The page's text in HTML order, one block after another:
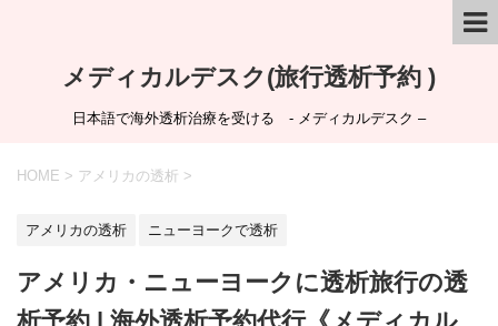
メディカルデスク(旅行透析予約 )
日本語で海外透析治療を受ける - メディカルデスク –
HOME > アメリカの透析 >
アメリカの透析 ニューヨークで透析
アメリカ・ニューヨークに透析旅行の透